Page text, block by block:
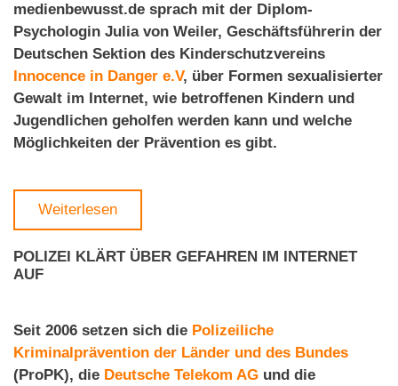
medienbewusst.de sprach mit der Diplom-
Psychologin Julia von Weiler, Geschäftsführerin der
Deutschen Sektion des Kinderschutzvereins
Innocence in Danger e.V, über Formen sexualisierter
Gewalt im Internet, wie betroffenen Kindern und
Jugendlichen geholfen werden kann und welche
Möglichkeiten der Prävention es gibt.
Weiterlesen
POLIZEI KLÄRT ÜBER GEFAHREN IM INTERNET
AUF
Seit 2006 setzen sich die Polizeiliche
Kriminalprävention der Länder und des Bundes
(ProPK), die Deutsche Telekom AG und die